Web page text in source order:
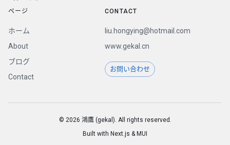
ページ
ホーム
About
ブログ
Contact
CONTACT
liu.hongying@hotmail.com
www.gekal.cn
お問い合わせ
© 2026 鴻鷹 (gekal). All rights reserved.
Built with Next.js & MUI